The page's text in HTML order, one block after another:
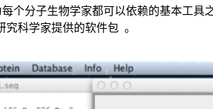
分子生物学家都可以依赖的基本工具之
究科学家提供的软件包 。